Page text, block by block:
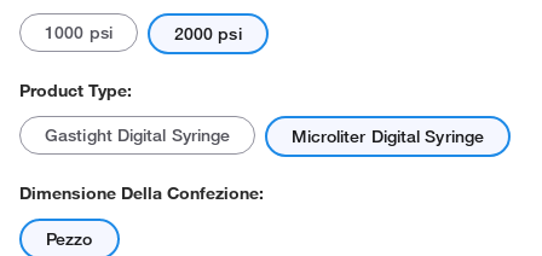
1000 psi 2000 psi
Product Type:
Gastight Digital Syringe Microliter Digital Syringe
Dimensione Della Confezione:
Pezzo